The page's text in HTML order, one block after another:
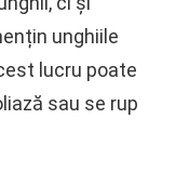
unghiile
lucru poate
sau se rup